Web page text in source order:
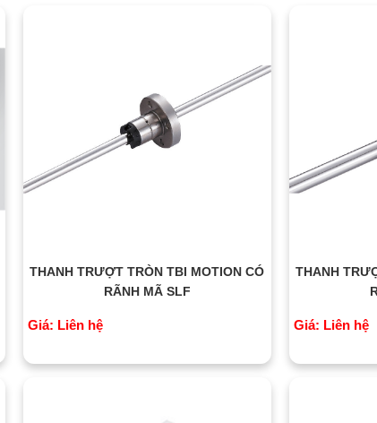
THANH TRƯỢT TRÒN TBI MOTION CÓ
RÃNH MÃ SLF
Giá: Liên hệ
THANH
Giá: Liên hệ